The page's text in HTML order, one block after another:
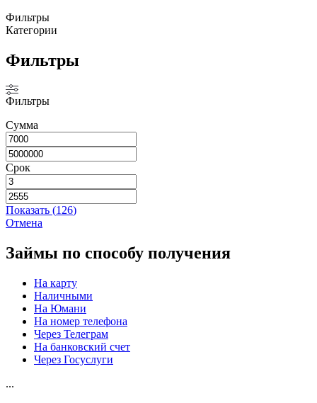
Фильтры
Категории
Фильтры
Фильтры
Сумма
Срок
Показать (126)
Отмена
Займы по способу получения
На карту
Наличными
На Юмани
На номер телефона
Через Телеграм
На банковский счет
Через Госуслуги
...